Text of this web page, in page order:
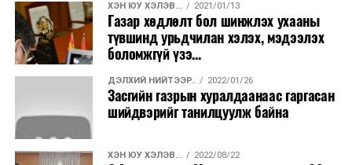
ҮЙЛ ЯВДАЛ 2026/08/06
Сүхбаатар боомтоор тав хоногт 10 мянга гаруй
тонн АИ-92 автобензин и...
ДЭЛХИЙ НИЙТЭЭР.. 2026/08/06
Вашингтон мужийн ой хээрийн түймрийг
хяналтад авах ажил ахицтай байн...
ДЭЛХИЙ НИЙТЭЭР.. 2026/08/06
ХЭН ЮУ ХЭЛЭВ... 2021/01/13
Газар хөдлөлт бол шинжлэх ухааны
түвшинд урьдчилан хэлэх, мэдээлэх
боломжгүй үзэ...
ДЭЛХИЙ НИЙТЭЭР.. 2022/01/26
Засгийн газрын хуралдаанаас гаргасан
шийдвэрийг танилцуулж байна
ХЭН ЮУ ХЭЛЭВ... 2022/08/22